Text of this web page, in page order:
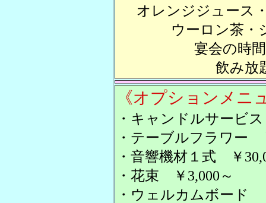
オレンジジュース
ウーロン茶・
宴会の時
飲み放
《オプションメニ
・キャンドルサービ
・テーブルフラワー
・音響機材１式 ￥
・花束 ￥3,000～
・ウェルカムボード